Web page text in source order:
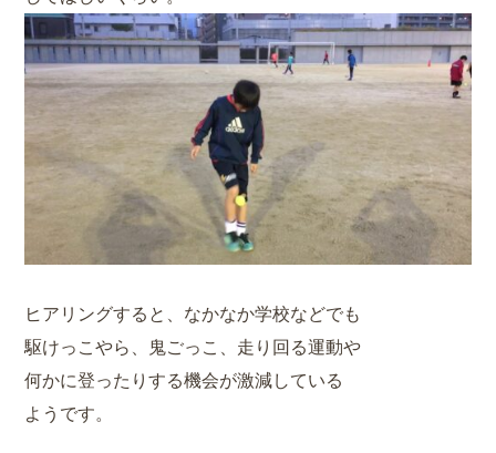
ヒアリングすると、なかなか学校などでも
駆けっこやら、鬼ごっこ、走り回る運動や
何かに登ったりする機会が激減している
ようです。